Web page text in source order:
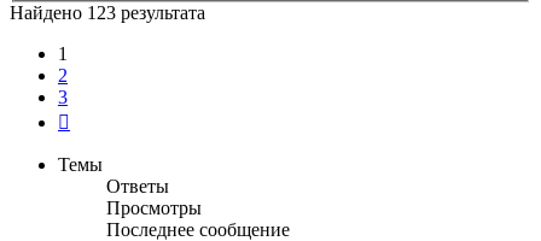
Найдено 123 результата
1
2
3
Темы
Ответы
Просмотры
Последнее сообщение